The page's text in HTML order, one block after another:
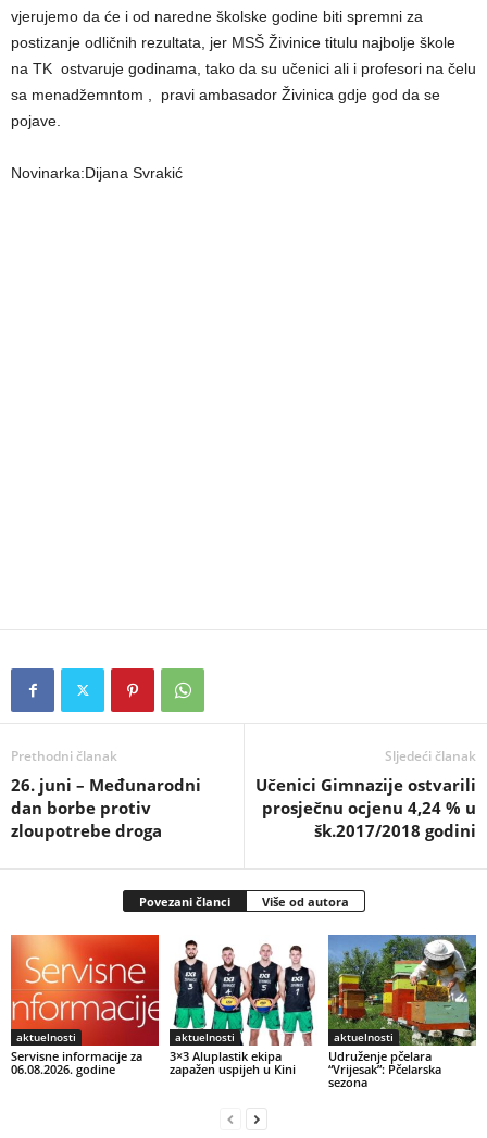
vjerujemo da će i od naredne školske godine biti spremni za
postizanje odličnih rezultata, jer MSŠ Živinice titulu najbolje škole
na TK ostvaruje godinama, tako da su učenici ali i profesori na čelu
sa menadžemntom , pravi ambasador Živinica gdje god da se
pojave.
Novinarka:Dijana Svrakić
Prethodni članak
26. juni – Međunarodni
dan borbe protiv
zloupotrebe droga
Sljedeći članak
Učenici Gimnazije ostvarili
prosječnu ocjenu 4,24 % u
šk.2017/2018 godini
Povezani članci Više od autora
aktuelnosti
Servisne informacije za
06.08.2026. godine
aktuelnosti
3×3 Aluplastik ekipa
zapažen uspijeh u Kini
aktuelnosti
Udruženje pčelara
“Vrijesak”: Pčelarska
sezona